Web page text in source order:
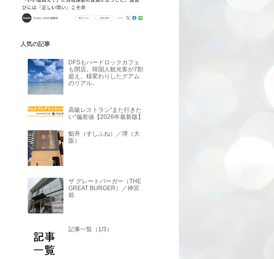
人気の記事
DFSもハードロックカフェ
も閉店。韓国人観光客が7割
超え。様変わりしたグアム
のリアル。
高級レストラン"また行きた
い"偏差値【2026年最新版】
鮨舟（すしふね）／堺（大
阪）
ザ グレートバーガー（THE
GREAT BURGER）／神宮
前
記事一覧（1/3）